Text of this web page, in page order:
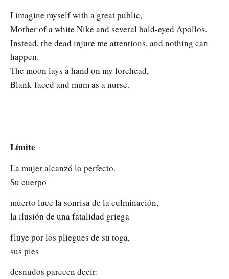
I imagine myself with a great public,
Mother of a white Nike and several bald-eyed Apollos.
Instead, the dead injure me attentions, and nothing can
happen.
The moon lays a hand on my forehead,
Blank-faced and mum as a nurse.
Límite
La mujer alcanzó lo perfecto.
Su cuerpo
muerto luce la sonrisa de la culminación,
la ilusión de una fatalidad griega
fluye por los pliegues de su toga,
sus pies
desnudos parecen decir: